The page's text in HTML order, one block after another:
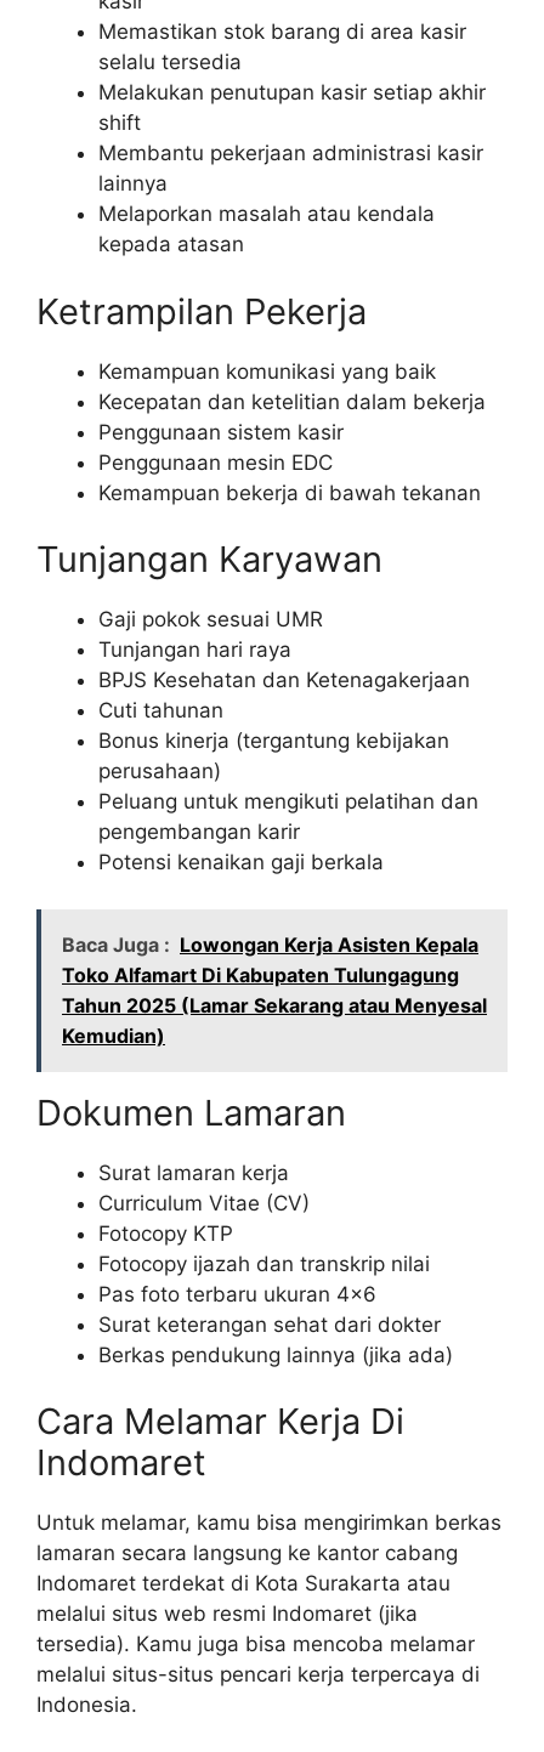
Memastikan stok barang di area kasir
selalu tersedia
Melakukan penutupan kasir setiap akhir
shift
Membantu pekerjaan administrasi kasir
lainnya
Melaporkan masalah atau kendala
kepada atasan
Ketrampilan Pekerja
Kemampuan komunikasi yang baik
Kecepatan dan ketelitian dalam bekerja
Penggunaan sistem kasir
Penggunaan mesin EDC
Kemampuan bekerja di bawah tekanan
Tunjangan Karyawan
Gaji pokok sesuai UMR
Tunjangan hari raya
BPJS Kesehatan dan Ketenagakerjaan
Cuti tahunan
Bonus kinerja (tergantung kebijakan
perusahaan)
Peluang untuk mengikuti pelatihan dan
pengembangan karir
Potensi kenaikan gaji berkala
Baca Juga : Lowongan Kerja Asisten Kepala
Toko Alfamart Di Kabupaten Tulungagung
Tahun 2025 (Lamar Sekarang atau Menyesal
Kemudian)
Dokumen Lamaran
Surat lamaran kerja
Curriculum Vitae (CV)
Fotocopy KTP
Fotocopy ijazah dan transkrip nilai
Pas foto terbaru ukuran 4×6
Surat keterangan sehat dari dokter
Berkas pendukung lainnya (jika ada)
Cara Melamar Kerja Di
Indomaret
Untuk melamar, kamu bisa mengirimkan berkas
lamaran secara langsung ke kantor cabang
Indomaret terdekat di Kota Surakarta atau
melalui situs web resmi Indomaret (jika
tersedia). Kamu juga bisa mencoba melamar
melalui situs-situs pencari kerja terpercaya di
Indonesia.